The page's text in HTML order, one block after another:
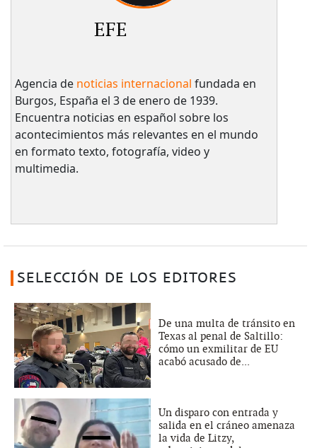
EFE
Agencia de noticias internacional fundada en
Burgos, España el 3 de enero de 1939.
Encuentra noticias en español sobre los
acontecimientos más relevantes en el mundo
en formato texto, fotografía, video y
multimedia.
SELECCIÓN DE LOS EDITORES
De una multa de tránsito en
Texas al penal de Saltillo:
cómo un exmilitar de EU
acabó acusado de...
Un disparo con entrada y
salida en el cráneo amenaza
la vida de Litzy,